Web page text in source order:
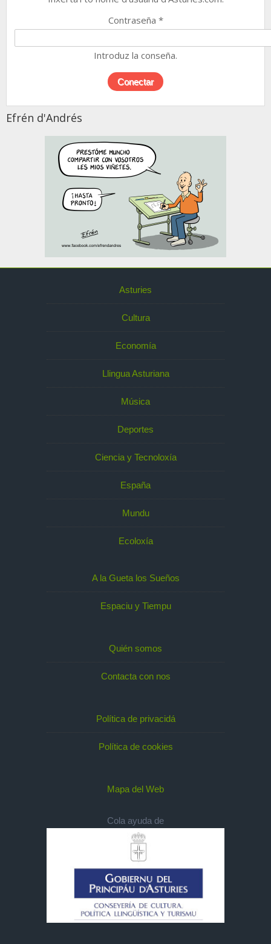
Contraseña *
Introduz la conseña.
Efrén d'Andrés
Asturies
Cultura
Economía
Llingua Asturiana
Música
Deportes
Ciencia y Tecnoloxía
España
Mundu
Ecoloxía
A la Gueta los Sueños
Espaciu y Tiempu
Quién somos
Contacta con nos
Política de privacidá
Política de cookies
Mapa del Web
Cola ayuda de